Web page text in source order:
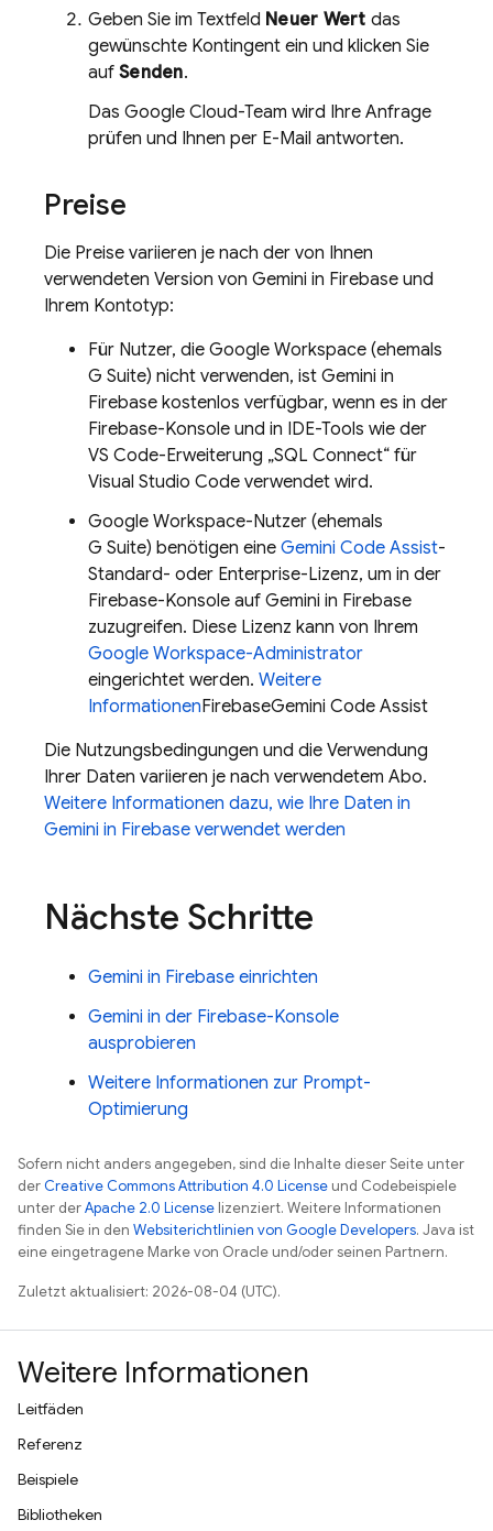
Geben Sie im Textfeld Neuer Wert das
gewünschte Kontingent ein und klicken Sie
auf Senden.
Das Google Cloud-Team wird Ihre Anfrage
prüfen und Ihnen per E-Mail antworten.
Preise
Die Preise variieren je nach der von Ihnen
verwendeten Version von Gemini in Firebase und
Ihrem Kontotyp:
Für Nutzer, die Google Workspace (ehemals
G Suite) nicht verwenden, ist Gemini in
Firebase kostenlos verfügbar, wenn es in der
Firebase-Konsole und in IDE-Tools wie der
VS Code-Erweiterung „SQL Connect“ für
Visual Studio Code verwendet wird.
Google Workspace-Nutzer (ehemals
G Suite) benötigen eine Gemini Code Assist-
Standard- oder Enterprise-Lizenz, um in der
Firebase-Konsole auf Gemini in Firebase
zuzugreifen. Diese Lizenz kann von Ihrem
Google Workspace-Administrator
eingerichtet werden. Weitere
InformationenFirebaseGemini Code Assist
Die Nutzungsbedingungen und die Verwendung
Ihrer Daten variieren je nach verwendetem Abo.
Weitere Informationen dazu, wie Ihre Daten in
Gemini in Firebase verwendet werden
Nächste Schritte
Gemini in Firebase einrichten
Gemini in der Firebase-Konsole
ausprobieren
Weitere Informationen zur Prompt-
Optimierung
Sofern nicht anders angegeben, sind die Inhalte dieser Seite unter
derCreative Commons Attribution 4.0 License und Codebeispiele
unter derApache 2.0 License lizenziert. Weitere Informationen
finden Sie in den Websiterichtlinien von Google Developers. Java ist
eine eingetragene Marke von Oracle und/oder seinen Partnern.
Zuletzt aktualisiert: 2026-08-04 (UTC).
Weitere Informationen
Leitfäden
Referenz
Beispiele
Bibliotheken